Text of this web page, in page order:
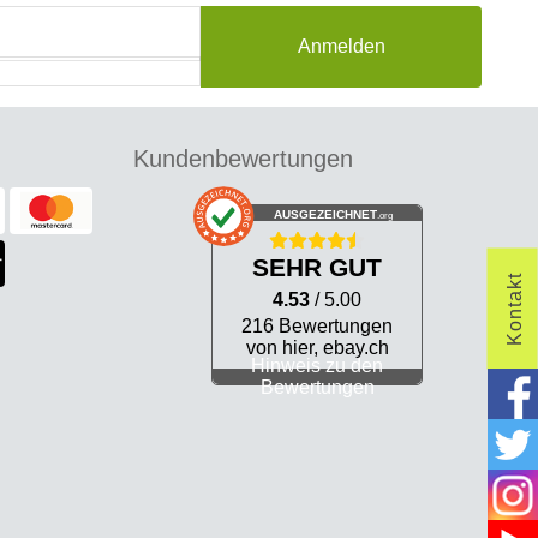
Anmelden
Kontakt
Kundenbewertungen
AUSGEZEICHNET.org
SEHR GUT
4.53 / 5.00
216 Bewertungen
von hier, ebay.ch
Hinweis zu den
Bewertungen